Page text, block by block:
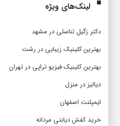
لینک‌های ویژه
دکتر زگیل تناسلی در مشهد
بهترین کلینیک زیبایی در رشت
بهترین کلینیک فیزیو تراپی در تهران
دیالیز در منزل
ایمپلنت اصفهان
خرید کفش دیابتی مردانه